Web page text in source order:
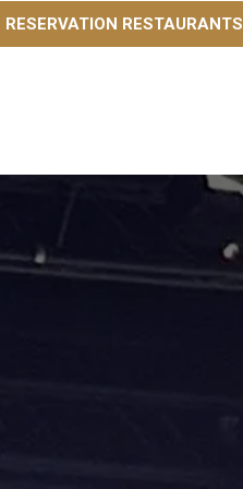
RESERVATION RESTAURANTS